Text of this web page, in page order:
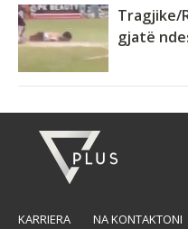
Tragjike/
gjatë
KARRIERA NA KONTAKTONI